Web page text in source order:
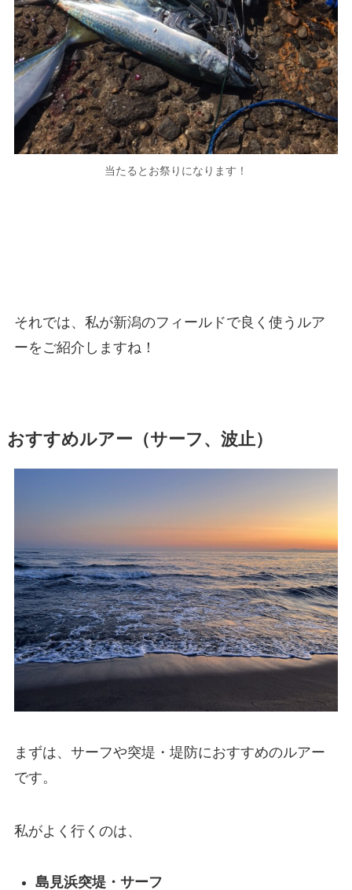
当たるとお祭りになります！
それでは、私が新潟のフィールドで良く使うルア
ーをご紹介しますね！
おすすめルアー（サーフ、波止）
まずは、サーフや突堤・堤防におすすめのルアー
です。
私がよく行くのは、
島見浜突堤・サーフ